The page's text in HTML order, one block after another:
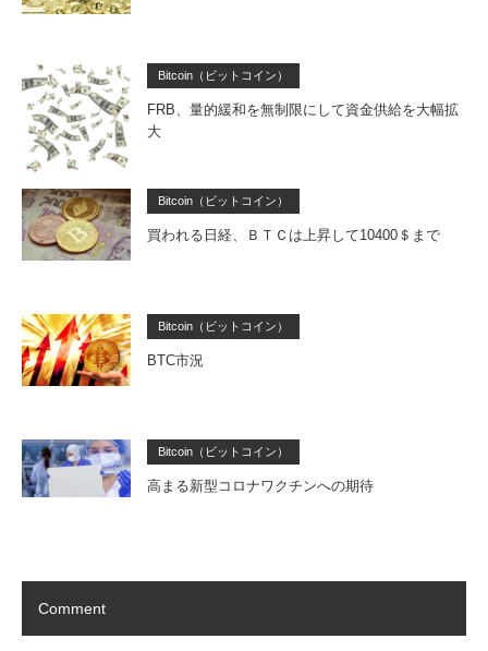
Bitcoin（ビットコイン）
FRB、量的緩和を無制限にして資金供給を大幅拡
大
Bitcoin（ビットコイン）
買われる日経、ＢＴＣは上昇して10400＄まで
Bitcoin（ビットコイン）
BTC市況
Bitcoin（ビットコイン）
高まる新型コロナワクチンへの期待
Comment